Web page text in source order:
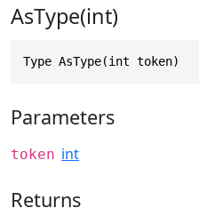
AsType(int)
Type AsType(int token)
Parameters
token int
Returns